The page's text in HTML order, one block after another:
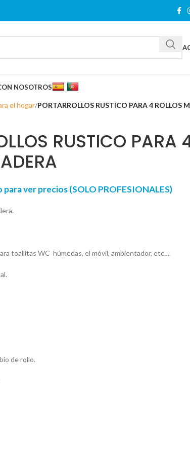
NOSOTROS
el hogar PORTARROLLOS RUSTICO PARA 4 ROLLOS
RUSTICO PARA
ver precios (SOLO PROFESIONALES)
toallitas WC húmedas, el móvil, ambientador, etc….
de rollo.